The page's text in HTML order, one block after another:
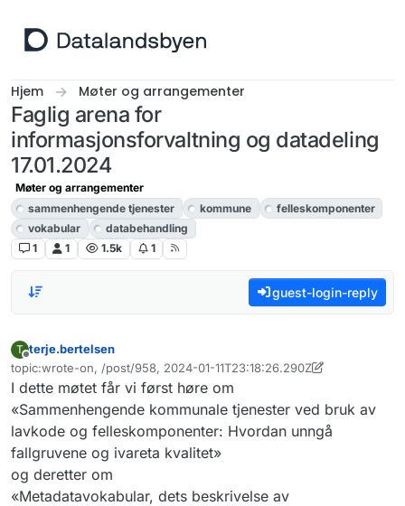
Hjem Møter og arrangementer
Faglig arena for
informasjonsforvaltning og datadeling
17.01.2024
Møter og arrangementer
sammenhengende tjenester
kommune
felleskomponenter
vokabular
databehandling
1
1 1.5k 1
guest-login-reply
T
Frakoblet
terje.bertelsen
topic:wrote-on, /post/958, 2024-01-11T23:18:26.290Z
Sist endret av terje.bertelsen
I dette møtet får vi først høre om
«Sammenhengende kommunale tjenester ved bruk av
lavkode og felleskomponenter: Hvordan unngå
fallgruvene og ivareta kvalitet»
og deretter om
«Metadatavokabular, dets beskrivelse av